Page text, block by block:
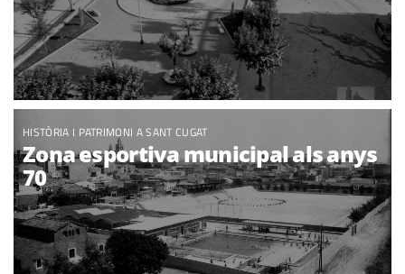
HISTÒRIA I PATRIMONI A SANT CUGAT
Zona esportiva municipal als anys
70